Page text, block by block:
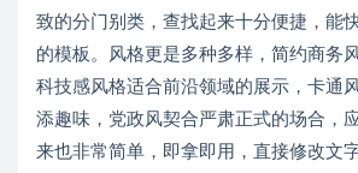
致的分门别类，查找起来十分便捷，能
的模板。风格更是多种多样，简约商务
科技感风格适合前沿领域的展示，卡通
添趣味，党政风契合严肃正式的场合，
来也非常简单，即拿即用，直接修改文